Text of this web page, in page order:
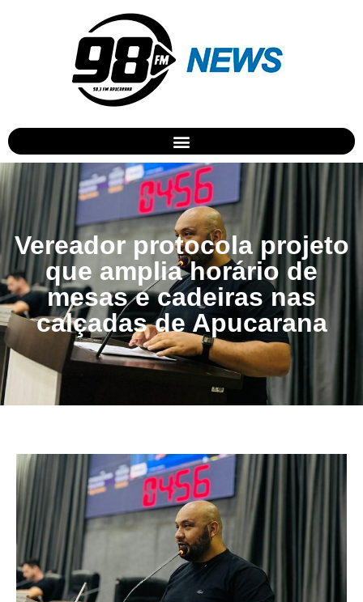
Vereador protocola projeto
que amplia horário de
mesas e cadeiras nas
calçadas de Apucarana